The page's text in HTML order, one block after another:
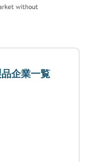
企業一覧